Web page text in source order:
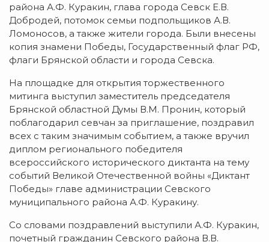
района А.Ф. Куракин, глава города Севск Е.В.
Добродей, потомок семьи подпольщиков А.В.
Ломоносов, а также жители города. Были внесены
копия знамени Победы, Государственный флаг РФ,
флаги Брянской области и города Севска.
На площадке для открытия торжественного
митинга выступил заместитель председателя
Брянской областной Думы В.М. Пронин, который
поблагодарил севчан за приглашение, поздравил
всех с таким значимым событием, а также вручил
диплом регионального победителя
всероссийского исторического диктанта на тему
событий Великой Отечественной войны «Диктант
Победы» главе администрации Севского
муниципального района А.Ф. Куракину.
Со словами поздравлений выступили А.Ф. Куракин,
почетный гражданин Севского района В.В.